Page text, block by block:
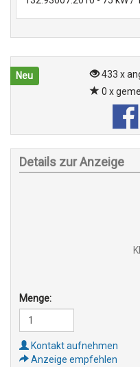
Neu
433 x
0 x
Details zur Anzeige
Menge:
Kontakt aufnehmen
Anzeige empfehlen